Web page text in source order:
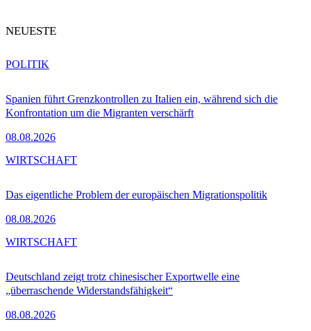
NEUESTE
Spanien führt Grenzkontrollen zu Italien ein, während sich die
Konfrontation um die Migranten verschärft
08.08.2026
POLITIK
Das eigentliche Problem der europäischen Migrationspolitik
08.08.2026
WIRTSCHAFT
Deutschland zeigt trotz chinesischer Exportwelle eine
„überraschende Widerstandsfähigkeit“
08.08.2026
WIRTSCHAFT